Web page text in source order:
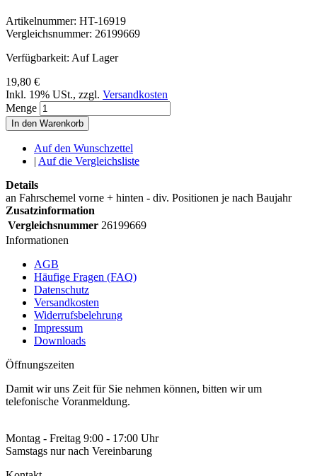
Artikelnummer: HT-16919
Vergleichsnummer: 26199669
Verfügbarkeit: Auf Lager
19,80 €
Inkl. 19% USt., zzgl. Versandkosten
Menge
In den Warenkorb
Auf den Wunschzettel
| Auf die Vergleichsliste
Details
an Fahrschemel vorne + hinten - div. Positionen je nach Baujahr
Zusatzinformation
Vergleichsnummer 26199669
Informationen
AGB
Häufige Fragen (FAQ)
Datenschutz
Versandkosten
Widerrufsbelehrung
Impressum
Downloads
Öffnungszeiten
Damit wir uns Zeit für Sie nehmen können, bitten wir um
telefonische Voranmeldung.
Montag - Freitag 9:00 - 17:00 Uhr
Samstags nur nach Vereinbarung